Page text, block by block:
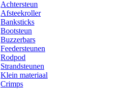
Achtersteun
Afsteekroller
Banksticks
Bootsteun
Buzzerbars
Feedersteunen
Rodpod
Strandsteunen
Klein materiaal
Crimps